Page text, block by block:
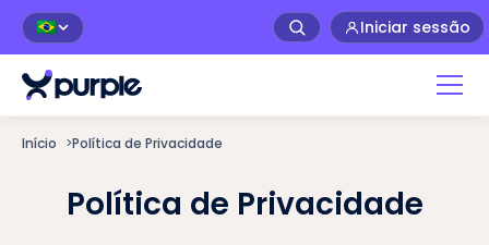
🇧🇷 Iniciar sessão
Início >Política de Privacidade
Política de Privacidade